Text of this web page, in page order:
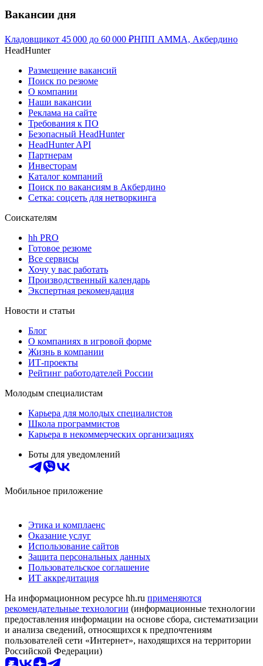
Вакансии дня
Кладовщикот 45 000 до 60 000 ₽НПП АММА, Акбердино
HeadHunter
Размещение вакансий
Поиск по резюме
О компании
Наши вакансии
Реклама на сайте
Требования к ПО
Безопасный HeadHunter
HeadHunter API
Партнерам
Инвесторам
Каталог компаний
Поиск по вакансиям в Акбердино
Сетка: соцсеть для нетворкинга
Соискателям
hh PRO
Готовое резюме
Все сервисы
Хочу у вас работать
Производственный календарь
Экспертная рекомендация
Новости и статьи
Блог
О компаниях в игровой форме
Жизнь в компании
ИТ-проекты
Рейтинг работодателей России
Молодым специалистам
Карьера для молодых специалистов
Школа программистов
Карьера в некоммерческих организациях
Боты для уведомлений
Мобильное приложение
Этика и комплаенс
Оказание услуг
Использование сайтов
Защита персональных данных
Пользовательское соглашение
ИТ аккредитация
На информационном ресурсе hh.ru применяются
рекомендательные технологии (информационные технологии
предоставления информации на основе сбора, систематизации
и анализа сведений, относящихся к предпочтениям
пользователей сети «Интернет», находящихся на территории
Российской Федерации)